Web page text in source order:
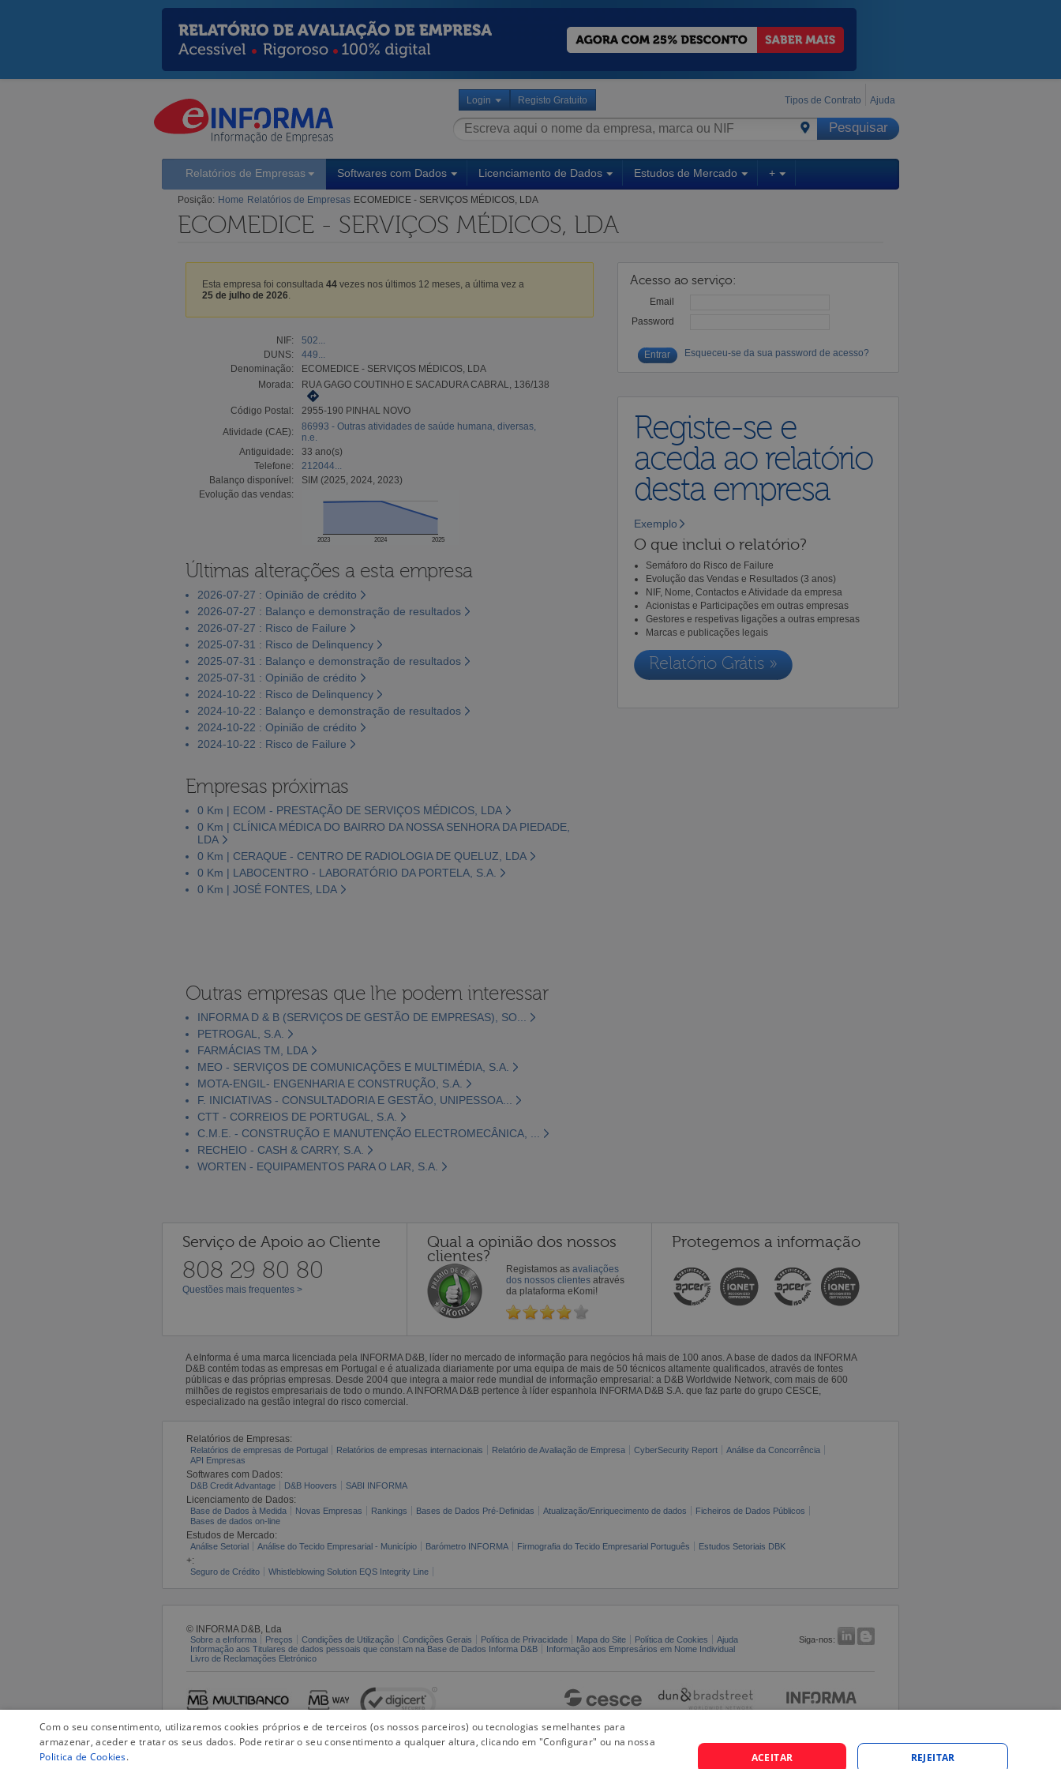
Login Registo Gratuito Tipos de Contrato Ajuda
Relatórios de Empresas Softwares com Dados Licenciamento de Dados Estudos de Mercado +
Posição: Home Relatórios de Empresas ECOMEDICE - SERVIÇOS MÉDICOS, LDA
ECOMEDICE - SERVIÇOS MÉDICOS, LDA
Esta empresa foi consultada 44 vezes nos últimos 12 meses, a última vez a
25 de julho de 2026
NIF:
502...
DUNS:
449...
Denominação:
ECOMEDICE - SERVIÇOS MÉDICOS, LDA
Morada:
RUA GAGO COUTINHO E SACADURA CABRAL, 136/138
Código Postal:
2955-190 PINHAL NOVO
Atividade (CAE):
86993 - Outras atividades de saúde humana, diversas,
n.e.
Antiguidade:
33 ano(s)
Telefone:
212044...
Balanço disponível:
SIM (2025, 2024, 2023)
Evolução das vendas:
2023 2024 2025
Últimas alterações a esta empresa
2026-07-27 : Opinião de crédito
2026-07-27 : Balanço e demonstração de resultados
2026-07-27 : Risco de Failure
2025-07-31 : Risco de Delinquency
2025-07-31 : Balanço e demonstração de resultados
2025-07-31 : Opinião de crédito
2024-10-22 : Risco de Delinquency
2024-10-22 : Balanço e demonstração de resultados
2024-10-22 : Opinião de crédito
2024-10-22 : Risco de Failure
Empresas próximas
0 Km | ECOM - PRESTAÇÃO DE SERVIÇOS MÉDICOS, LDA
0 Km | CLÍNICA MÉDICA DO BAIRRO DA NOSSA SENHORA DA PIEDADE,
LDA
0 Km | CERAQUE - CENTRO DE RADIOLOGIA DE QUELUZ, LDA
0 Km | LABOCENTRO - LABORATÓRIO DA PORTELA, S.A.
0 Km | JOSÉ FONTES, LDA
Acesso ao serviço:
Email
Password
Esqueceu-se da sua password de acesso?
Registe-se e
aceda ao relatório
desta empresa
Exemplo
O que inclui o relatório?
Semáforo do Risco de Failure
Evolução das Vendas e Resultados (3 anos)
NIF, Nome, Contactos e Atividade da empresa
Acionistas e Participações em outras empresas
Gestores e respetivas ligações a outras empresas
Marcas e publicações legais
Relatório Grátis »
Outras empresas que lhe podem interessar
INFORMA D & B (SERVIÇOS DE GESTÃO DE EMPRESAS), SO...
PETROGAL, S.A.
FARMÁCIAS TM, LDA
MEO - SERVIÇOS DE COMUNICAÇÕES E MULTIMÉDIA, S.A.
MOTA-ENGIL- ENGENHARIA E CONSTRUÇÃO, S.A.
F. INICIATIVAS - CONSULTADORIA E GESTÃO, UNIPESSOA...
CTT - CORREIOS DE PORTUGAL, S.A.
C.M.E. - CONSTRUÇÃO E MANUTENÇÃO ELECTROMECÂNICA, ...
RECHEIO - CASH & CARRY, S.A.
WORTEN - EQUIPAMENTOS PARA O LAR, S.A.
Serviço de Apoio ao Cliente
808 29 80 80
Questões mais frequentes >
Qual a opinião dos nossos
clientes?
Registamos as avaliações
dos nossos clientes através
da plataforma eKomi!
Protegemos a informação
A eInforma é uma marca licenciada pela INFORMA D&B, líder no mercado de informação para negócios há mais de 100 anos. A base de dados da INFORMA
D&B contém todas as empresas em Portugal e é atualizada diariamente por uma equipa de mais de 50 técnicos altamente qualificados, através de fontes
públicas e das próprias empresas. Desde 2004 que integra a maior rede mundial de informação empresarial: a D&B Worldwide Network, com mais de 600
milhões de registos empresariais de todo o mundo. A INFORMA D&B pertence à líder espanhola INFORMA D&B S.A. que faz parte do grupo CESCE,
especializado na gestão integral do risco comercial.
Relatórios de Empresas:
Relatórios de empresas de Portugal Relatórios de empresas internacionais Relatório de Avaliação de Empresa CyberSecurity Report
Análise da Concorrência
API Empresas
Softwares com Dados:
D&B Credit Advantage D&B Hoovers SABI INFORMA
Licenciamento de Dados:
Base de Dados à Medida Novas Empresas Rankings Bases de Dados Pré-Definidas Atualização/Enriquecimento de dados
Ficheiros de Dados Públicos
Bases de dados on-line
Estudos de Mercado:
Análise Setorial Análise do Tecido Empresarial - Município Barómetro INFORMA Firmografia do Tecido Empresarial Português Estudos Setoriais DBK
+:
Seguro de Crédito Whistleblowing Solution EQS Integrity Line
© INFORMA D&B, Lda
Sobre a eInforma Preços Condições de Utilização Condições Gerais Política de Privacidade Mapa do Site Política de Cookies Ajuda
Siga-nos:
Informação aos Titulares de dados pessoais que constam na Base de Dados Informa D&B
Informação aos Empresários em Nome Individual
Livro de Reclamações Eletrónico
Com o seu consentimento, utilizaremos cookies próprios e de terceiros (os nossos parceiros) ou tecnologias semelhantes para
armazenar, aceder e tratar os seus dados. Pode retirar o seu consentimento a qualquer altura, clicando em "Configurar" ou na nossa
Politica de Cookies. ACEITAR REJEITAR